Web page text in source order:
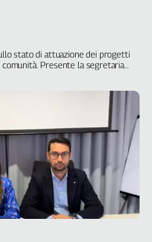
stato di attuazione dei progetti
comunità. Presente la segretaria